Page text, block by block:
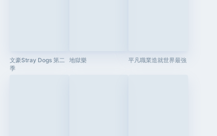
文豪Stray Dogs 第二
季
地獄樂 平凡職業造就世界最強